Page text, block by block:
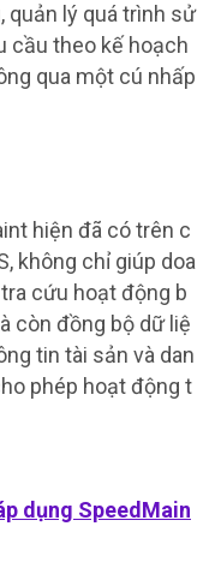
quản lý quá trình sử
cầu theo kế hoạch
qua một cú nhấp
hiện đã có trên c
không chỉ giúp doa
cứu hoạt động b
còn đồng bộ dữ liệ
tin tài sản và dan
phép hoạt động t
dụng SpeedMain